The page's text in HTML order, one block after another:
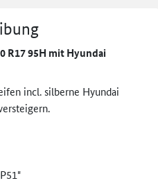
R17 95H mit Hyundai
incl. silberne Hyundai